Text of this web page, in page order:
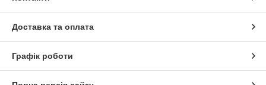
Доставка та оплата
Графік роботи